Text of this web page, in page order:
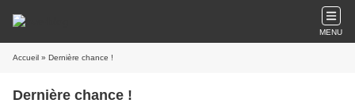
MENU
Accueil » Dernière chance !
Dernière chance !